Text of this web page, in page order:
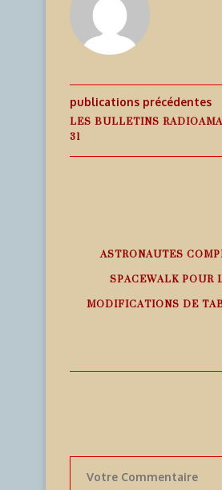
publications précédentes
LES BULLETINS
31
ASTRONAUTES
SPACEWALK POUR
MODIFICATIONS DE